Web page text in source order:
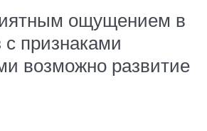
ощущением в
признаками
возможно развитие